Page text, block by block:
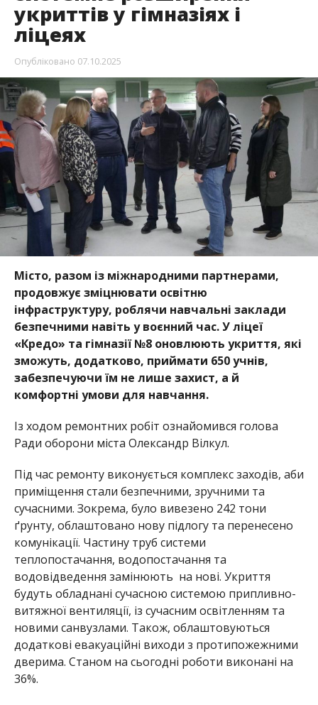
укриттів у гімназіях і
ліцеях
Опубліковано 07.10.2025
Місто, разом із міжнародними партнерами,
продовжує зміцнювати освітню
інфраструктуру, роблячи навчальні заклади
безпечними навіть у воєнний час. У ліцеї
«Кредо» та гімназії №8 оновлюють укриття, які
зможуть, додатково, приймати 650 учнів,
забезпечуючи їм не лише захист, а й
комфортні умови для навчання.
Із ходом ремонтних робіт ознайомився голова
Ради оборони міста Олександр Вілкул.
Під час ремонту виконується комплекс заходів, аби
приміщення стали безпечними, зручними та
сучасними. Зокрема, було вивезено 242 тони
ґрунту, облаштовано нову підлогу та перенесено
комунікації. Частину труб системи
теплопостачання, водопостачання та
водовідведення замінюють на нові. Укриття
будуть обладнані сучасною системою припливно-
витяжної вентиляції, із сучасним освітленням та
новими санвузлами. Також, облаштовуються
додаткові евакуаційні виходи з протипожежними
дверима. Станом на сьогодні роботи виконані на
36%.